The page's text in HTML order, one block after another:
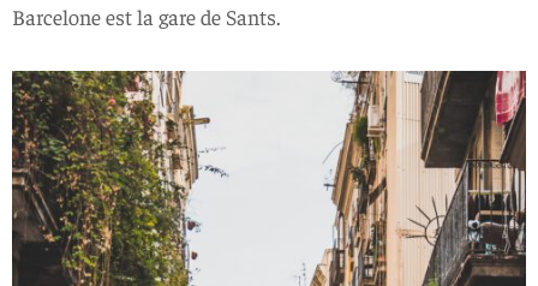
Barcelone est la gare de Sants.